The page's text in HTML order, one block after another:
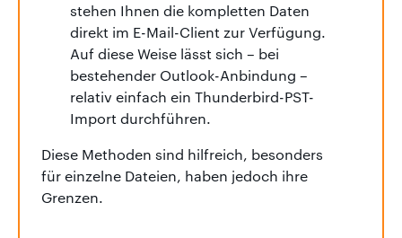
stehen Ihnen die kompletten Daten
direkt im E-Mail-Client zur Verfügung.
Auf diese Weise lässt sich – bei
bestehender Outlook-Anbindung –
relativ einfach ein Thunderbird-PST-
Import durchführen.
Diese Methoden sind hilfreich, besonders
für einzelne Dateien, haben jedoch ihre
Grenzen.